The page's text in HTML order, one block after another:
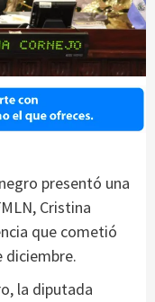
presentó una
Cristina
que cometió
diciembre.
la diputada